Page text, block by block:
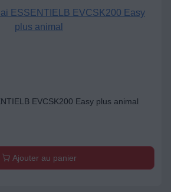
EVCSK200 Easy plus animal
Ajouter au panier